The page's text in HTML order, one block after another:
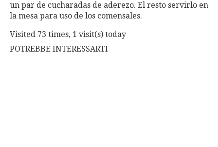
un par de cucharadas de aderezo. El resto servirlo en
la mesa para uso de los comensales.
Visited 73 times, 1 visit(s) today
POTREBBE INTERESSARTI